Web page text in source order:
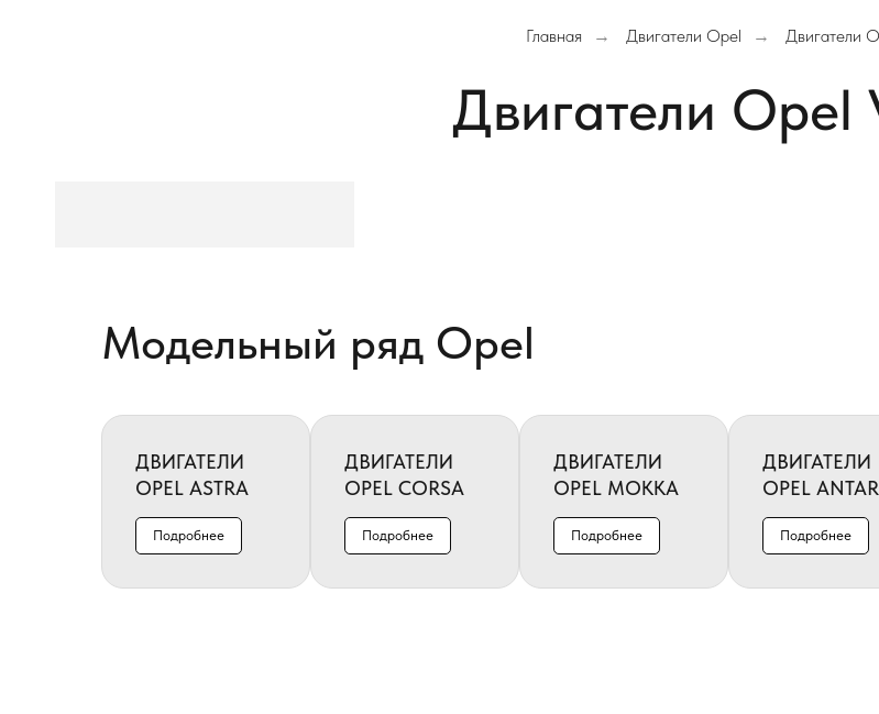
Главная → Двигатели Opel → Двигатели
Двигатели Opel
Модельный ряд Opel
ДВИГАТЕЛИ
OPEL ASTRA
Подробнее
ДВИГАТЕЛИ
OPEL CORSA
Подробнее
ДВИГАТЕЛИ
OPEL MOKKA
Подробнее
ДВИГАТЕЛИ
OPEL
Подробнее